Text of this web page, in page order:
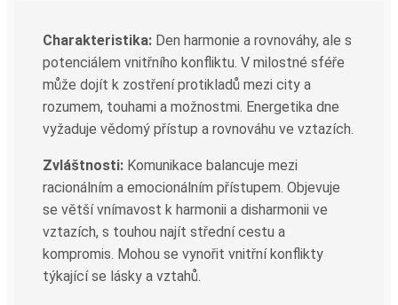
Charakteristika: Den harmonie a rovnováhy, ale s
potenciálem vnitřního konfliktu. V milostné sféře
může dojít k zostření protikladů mezi city a
rozumem, touhami a možnostmi. Energetika dne
vyžaduje vědomý přístup a rovnováhu ve vztazích.
Zvláštnosti: Komunikace balancuje mezi
racionálním a emocionálním přístupem. Objevuje
se větší vnímavost k harmonii a disharmonii ve
vztazích, s touhou najít střední cestu a
kompromis. Mohou se vynořit vnitřní konflikty
týkající se lásky a vztahů.